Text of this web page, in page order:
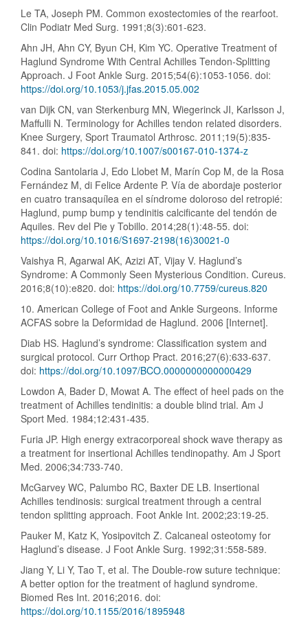
Le TA, Joseph PM. Common exostectomies of the rearfoot.
Clin Podiatr Med Surg. 1991;8(3):601-623.
Ahn JH, Ahn CY, Byun CH, Kim YC. Operative Treatment of
Haglund Syndrome With Central Achilles Tendon-Splitting
Approach. J Foot Ankle Surg. 2015;54(6):1053-1056. doi:
https://doi.org/10.1053/j.jfas.2015.05.002
van Dijk CN, van Sterkenburg MN, Wiegerinck JI, Karlsson J,
Maffulli N. Terminology for Achilles tendon related disorders.
Knee Surgery, Sport Traumatol Arthrosc. 2011;19(5):835-
841. doi: https://doi.org/10.1007/s00167-010-1374-z
Codina Santolaria J, Edo Llobet M, Marín Cop M, de la Rosa
Fernández M, di Felice Ardente P. Vía de abordaje posterior
en cuatro transaquílea en el síndrome doloroso del retropié:
Haglund, pump bump y tendinitis calcificante del tendón de
Aquiles. Rev del Pie y Tobillo. 2014;28(1):48-55. doi:
https://doi.org/10.1016/S1697-2198(16)30021-0
Vaishya R, Agarwal AK, Azizi AT, Vijay V. Haglund’s
Syndrome: A Commonly Seen Mysterious Condition. Cureus.
2016;8(10):e820. doi: https://doi.org/10.7759/cureus.820
10. American College of Foot and Ankle Surgeons. Informe
ACFAS sobre la Deformidad de Haglund. 2006 [Internet].
Diab HS. Haglund’s syndrome: Classification system and
surgical protocol. Curr Orthop Pract. 2016;27(6):633-637.
doi: https://doi.org/10.1097/BCO.0000000000000429
Lowdon A, Bader D, Mowat A. The effect of heel pads on the
treatment of Achilles tendinitis: a double blind trial. Am J
Sport Med. 1984;12:431-435.
Furia JP. High energy extracorporeal shock wave therapy as
a treatment for insertional Achilles tendinopathy. Am J Sport
Med. 2006;34:733-740.
McGarvey WC, Palumbo RC, Baxter DE LB. Insertional
Achilles tendinosis: surgical treatment through a central
tendon splitting approach. Foot Ankle Int. 2002;23:19-25.
Pauker M, Katz K, Yosipovitch Z. Calcaneal osteotomy for
Haglund’s disease. J Foot Ankle Surg. 1992;31:558-589.
Jiang Y, Li Y, Tao T, et al. The Double-row suture technique:
A better option for the treatment of haglund syndrome.
Biomed Res Int. 2016;2016. doi:
https://doi.org/10.1155/2016/1895948